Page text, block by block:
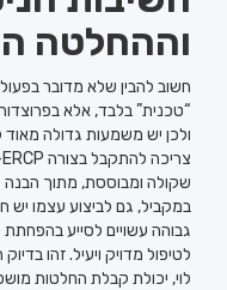
וההחלטה
“טכנית” בלבד, אלא
ולכן יש משמעות גדולה
שקולה ומבוססת, מתוך
במקביל, גם לביצוע עצמו יש
גבוהה עשויים לסייע
לטיפול מדויק ויעיל. זהו
לוי, יכולת קבלת החלטות